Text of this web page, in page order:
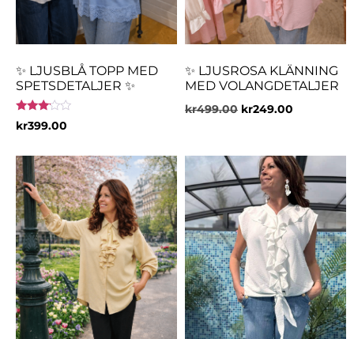
✨ LJUSBLÅ TOPP MED
SPETSDETALJER ✨
Betygsatt
3.00
kr399.00
✨ LJUSROSA KLÄNNING
MED VOLANGDETALJER
kr499.00 kr249.00